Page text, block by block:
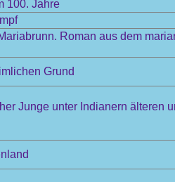
100. Jahre
Roman aus dem
Grund
Junge unter Indianern älteren